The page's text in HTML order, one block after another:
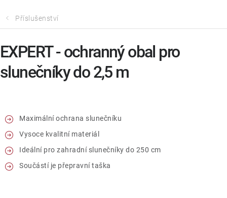
Lavice a houpačky
Doplňky
Deštníky
Příslušenství
Maximální ochrana slunečníku
Vysoce kvalitní materiál
Ideální pro zahradní slunečníky do 250 cm
Součástí je přepravní taška
EXPERT - ochranný obal pro
slunečníky do 2,5 m